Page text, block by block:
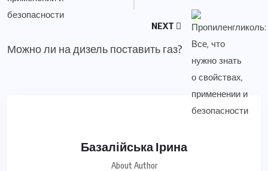
NEXT
Можно ли на дизель поставить газ?
Базалійська Ірина
About Author